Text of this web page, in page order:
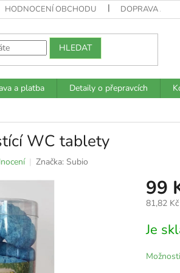
HODNOCENÍ OBCHODU DOPRAVA A
HLEDAT
a platba Detaily o přepravcích
WC tablety
Značka: Subio
99
81,82
cena:
Je